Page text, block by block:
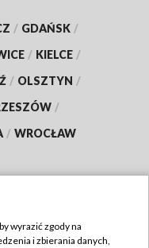
/ GDAŃSK /
/ KIELCE /
/ OLSZTYN /
/
/ WROCŁAW
wyrazić zgody na
i zbierania danych,